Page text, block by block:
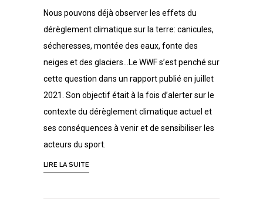
Nous pouvons déjà observer les effets du
dérèglement climatique sur la terre: canicules,
sécheresses, montée des eaux, fonte des
neiges et des glaciers…Le WWF s’est penché sur
cette question dans un rapport publié en juillet
2021. Son objectif était à la fois d’alerter sur le
contexte du dérèglement climatique actuel et
ses conséquences à venir et de sensibiliser les
acteurs du sport.
LIRE LA SUITE